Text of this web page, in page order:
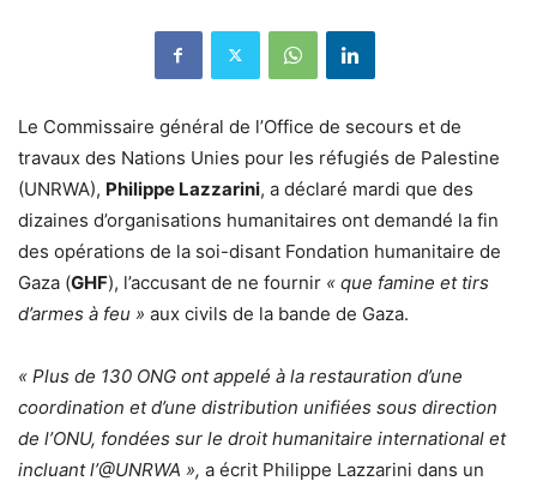
Le Commissaire général de l’Office de secours et de
travaux des Nations Unies pour les réfugiés de Palestine
(UNRWA), Philippe Lazzarini, a déclaré mardi que des
dizaines d’organisations humanitaires ont demandé la fin
des opérations de la soi-disant Fondation humanitaire de
Gaza (GHF), l’accusant de ne fournir « que famine et tirs
d’armes à feu » aux civils de la bande de Gaza.
« Plus de 130 ONG ont appelé à la restauration d’une
coordination et d’une distribution unifiées sous direction
de l’ONU, fondées sur le droit humanitaire international et
incluant l’@UNRWA », a écrit Philippe Lazzarini dans un